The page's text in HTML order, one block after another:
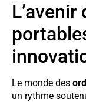
Le monde des
un rythme